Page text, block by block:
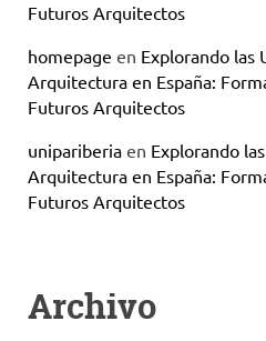
Futuros Arquitectos
homepage en Explorando las
Arquitectura en España:
Futuros Arquitectos
unipariberia en Explorando
Arquitectura en España:
Futuros Arquitectos
Archivo